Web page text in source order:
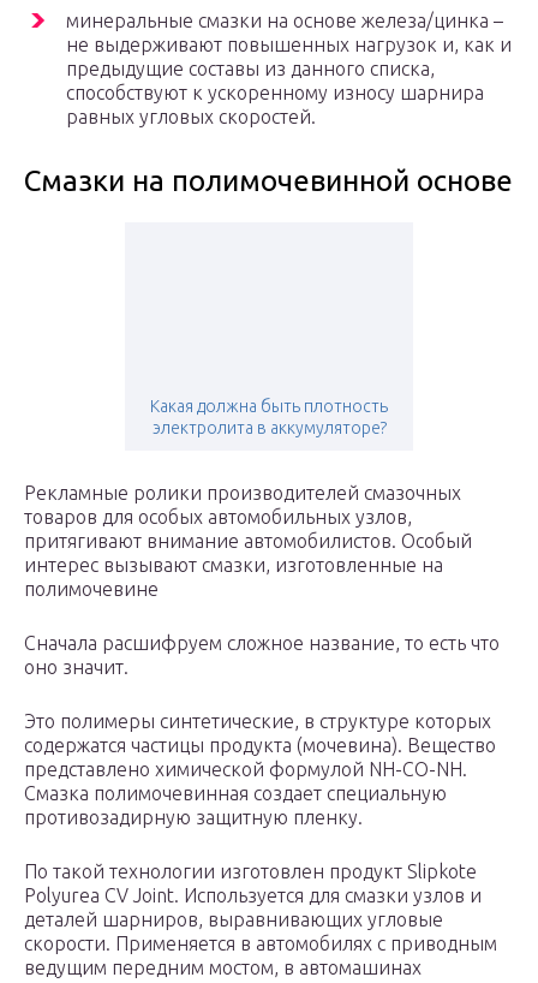
минеральные смазки на основе железа/цинка –
не выдерживают повышенных нагрузок и, как и
предыдущие составы из данного списка,
способствуют к ускоренному износу шарнира
равных угловых скоростей.
Смазки на полимочевинной основе
Какая должна быть плотность
электролита в аккумуляторе?
Рекламные ролики производителей смазочных
товаров для особых автомобильных узлов,
притягивают внимание автомобилистов. Особый
интерес вызывают смазки, изготовленные на
полимочевине
Сначала расшифруем сложное название, то есть что
оно значит.
Это полимеры синтетические, в структуре которых
содержатся частицы продукта (мочевина). Вещество
представлено химической формулой NH-CO-NH.
Смазка полимочевинная создает специальную
противозадирную защитную пленку.
По такой технологии изготовлен продукт Slipkote
Polyurea CV Joint. Используется для смазки узлов и
деталей шарниров, выравнивающих угловые
скорости. Применяется в автомобилях с приводным
ведущим передним мостом, в автомашинах